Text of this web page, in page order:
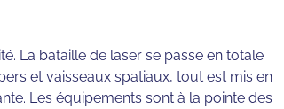
La bataille de laser se passe en totale
et vaisseaux spatiaux, tout est mis en
Les équipements sont à la pointe des